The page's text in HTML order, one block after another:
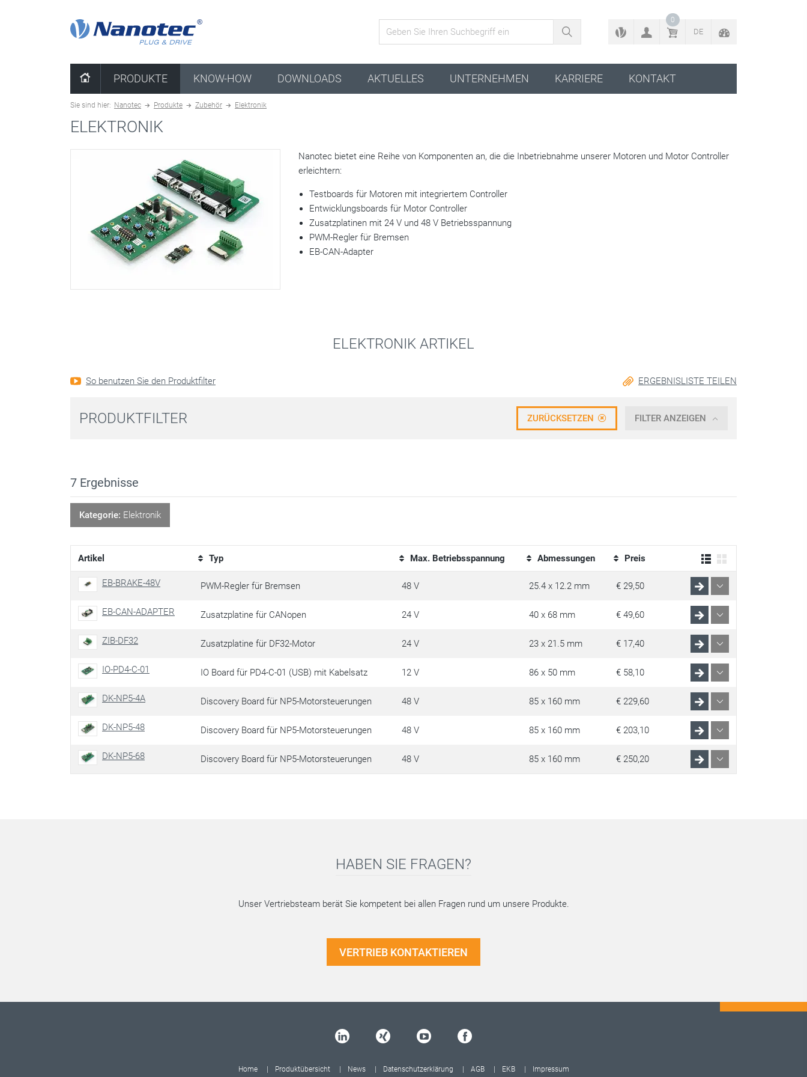
ZURÜCK ZUM KONFIGURATOR
0
DE
PRODUKTE KNOW-HOW DOWNLOADS AKTUELLES UNTERNEHMEN KARRIERE KONTAKT
Sie sind hier: Nanotec Produkte Zubehör Elektronik
ELEKTRONIK
Nanotec bietet eine Reihe von Komponenten an, die die Inbetriebnahme unserer Motoren und Motor Controller
erleichtern:
Testboards für Motoren mit integriertem Controller
Entwicklungsboards für Motor Controller
Zusatzplatinen mit 24 V und 48 V Betriebsspannung
PWM-Regler für Bremsen
EB-CAN-Adapter
ELEKTRONIK ARTIKEL
So benutzen Sie den Produktfilter ERGEBNISLISTE TEILEN
PRODUKTFILTER FILTER ANZEIGEN
ZURÜCKSETZEN
7 Ergebnisse
Kategorie: Elektronik
Artikel Typ Max. Betriebsspannung Abmessungen Preis
EB-BRAKE-48V PWM-Regler für Bremsen 48 V 25.4 x 12.2 mm € 29,50
EB-CAN-ADAPTER Zusatzplatine für CANopen 24 V 40 x 68 mm € 49,60
ZIB-DF32 Zusatzplatine für DF32-Motor 24 V 23 x 21.5 mm € 17,40
IO-PD4-C-01 IO Board für PD4-C-01 (USB) mit Kabelsatz 12 V 86 x 50 mm € 58,10
DK-NP5-4A Discovery Board für NP5-Motorsteuerungen 48 V 85 x 160 mm € 229,60
DK-NP5-48 Discovery Board für NP5-Motorsteuerungen 48 V 85 x 160 mm € 203,10
DK-NP5-68 Discovery Board für NP5-Motorsteuerungen 48 V 85 x 160 mm € 250,20
HABEN SIE FRAGEN?
Unser Vertriebsteam berät Sie kompetent bei allen Fragen rund um unsere Produkte.
VERTRIEB KONTAKTIEREN
Home Produktübersicht News Datenschutzerklärung AGB EKB Impressum